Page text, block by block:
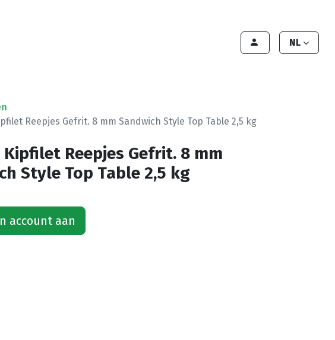
NL
Reepjes Gefrit. 8 mm Sandwich Style Top Table 2,5 kg
Kipfilet Reepjes Gefrit. 8 mm
Style Top Table 2,5 kg
account aan